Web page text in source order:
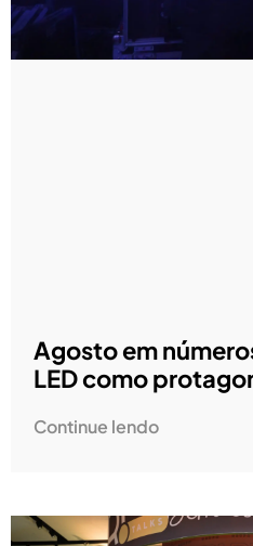
Agosto em
LED como
Continue lendo